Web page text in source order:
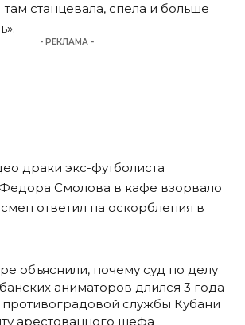
станцевала, спела и больше
- РЕКЛАМА -
драки экс-футболиста
Смолова в кафе взорвало
ответил на оскорбления в
объяснили, почему суд по делу
аниматоров длился 3 года
службы Кубани
арестованного шефа